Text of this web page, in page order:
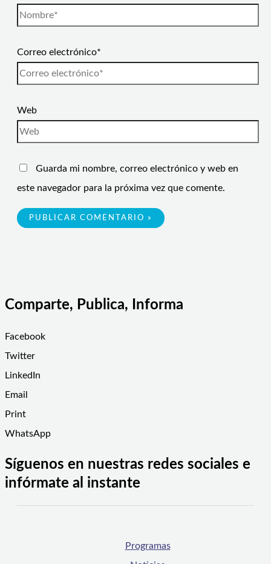
Correo electrónico*
Web
Guarda mi nombre, correo electrónico y web en
este navegador para la próxima vez que comente.
Comparte, Publica, Informa
Facebook
Twitter
LinkedIn
Email
Print
WhatsApp
Síguenos en nuestras redes sociales e
infórmate al instante
Programas